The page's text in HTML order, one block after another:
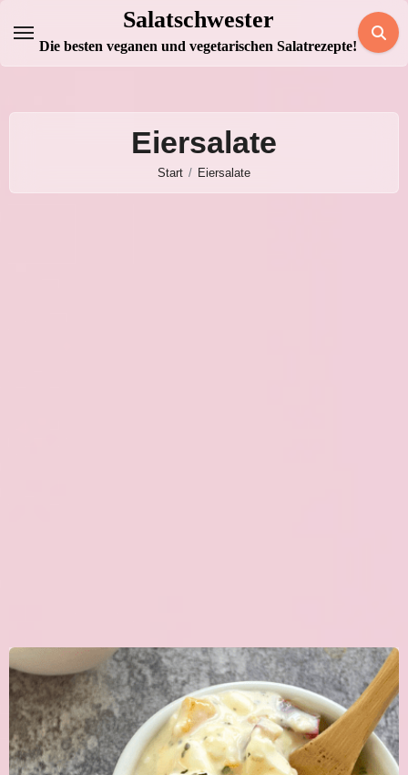
Inhalt
springen
Salatschwester
Die besten veganen und vegetarischen Salatrezepte!
Eiersalate
Start Eiersalate